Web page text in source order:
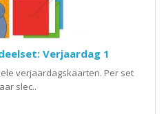
Verjaardag 1
verjaardagskaarten. Per set
slec..